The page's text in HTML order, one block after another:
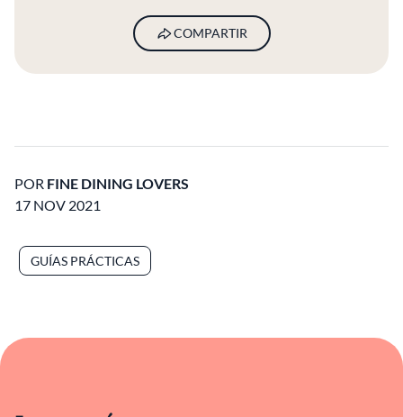
COMPARTIR
POR FINE DINING LOVERS
17 NOV 2021
GUÍAS PRÁCTICAS